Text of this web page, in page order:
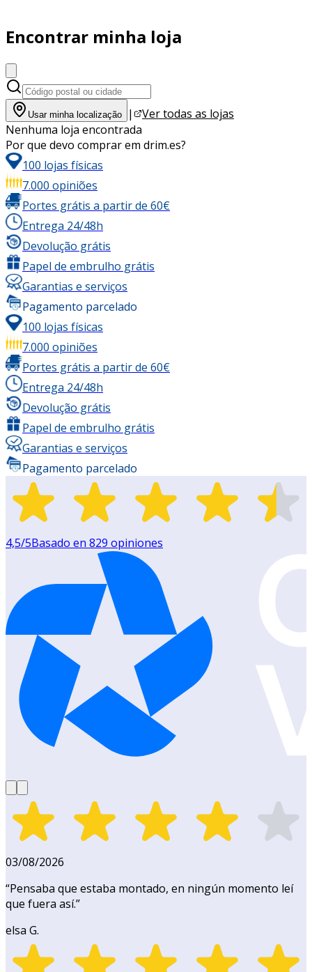
Encontrar minha loja
Usar minha localização |
Ver todas as lojas
Nenhuma loja encontrada
Por que devo comprar em drim.es?
100 lojas físicas
7.000 opiniões
Portes grátis a partir de 60€
Entrega 24/48h
Devolução grátis
Papel de embrulho grátis
Garantias e serviços
Pagamento parcelado
100 lojas físicas
7.000 opiniões
Portes grátis a partir de 60€
Entrega 24/48h
Devolução grátis
Papel de embrulho grátis
Garantias e serviços
Pagamento parcelado
4,5/5Basado en 829 opiniones
03/08/2026
“Pensaba que estaba montado, en ningún momento leí
que fuera así.”
elsa G.